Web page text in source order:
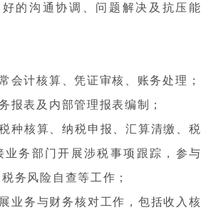
好的沟通协调、问题解决及抗压能
会计核算、凭证审核、账务处理；
报表及内部管理报表编制；
种核算、纳税申报、汇算清缴、税
业务部门开展涉税事项跟踪，参与
务风险自查等工作；
业务与财务核对工作，包括收入核